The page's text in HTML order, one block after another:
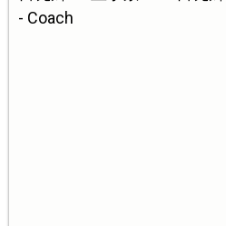
- Coach